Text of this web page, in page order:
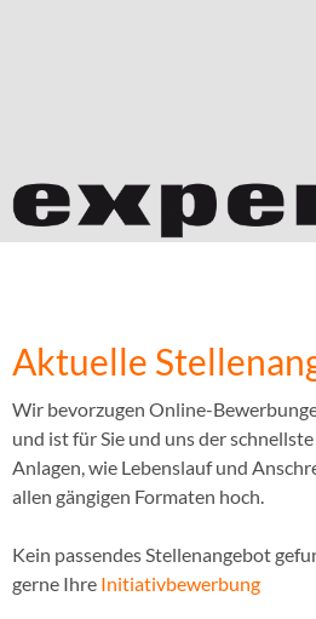
Aktuelle
Wir bevorzugen Online-
und ist für Sie und uns der
Anlagen, wie Lebenslauf und
allen gängigen Formaten hoch.
Kein passendes Stellenangebot
gerne Ihre Initiativbewerbung